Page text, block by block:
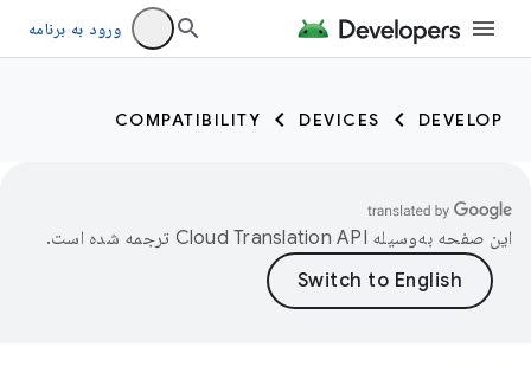
ورود به برنامه
DEVELOP
DEVICES
COMPATIBILITY
این صفحه به‌وسیله ترجمه شده است.